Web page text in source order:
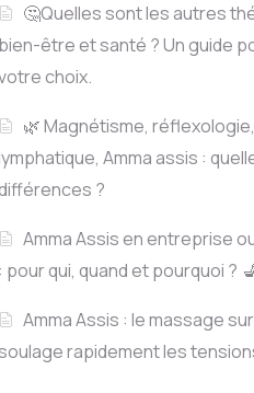
🤔Quelles sont les autres
bien-être et santé ? Un guide
choix.
🌿 Magnétisme,
Amma assis :
?
Amma Assis en entreprise
: pour qui, quand et pourquoi ?
Amma Assis : le massage
rapidement les